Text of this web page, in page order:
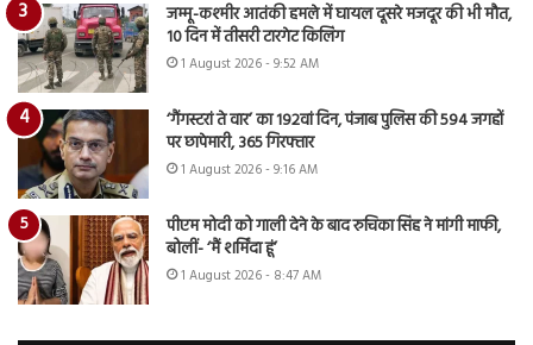
जम्मू-कश्मीर आतंकी हमले में घायल दूसरे मजदूर की भी मौत,
10 दिन में तीसरी टारगेट किलिंग
1 August 2026 - 9:52 AM
‘गैंगस्टरां ते वार’ का 192वां दिन, पंजाब पुलिस की 594 जगहों
पर छापेमारी, 365 गिरफ्तार
1 August 2026 - 9:16 AM
पीएम मोदी को गाली देने के बाद रुचिका सिंह ने मांगी माफी,
बोलीं- ‘मैं शर्मिंदा हूं’
1 August 2026 - 8:47 AM